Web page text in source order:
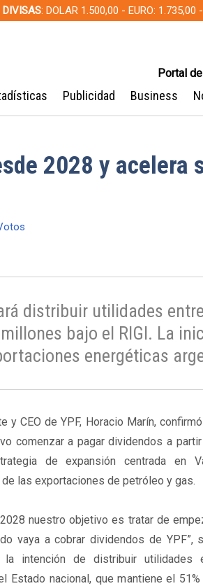
DIVISAS: DOLAR 1.500,00 - EURO:
Portal
Publicidad Business
2028 y acelera
distribuir utilidades
bajo el RIGI. La
energéticas
y CEO de YPF, Horacio Marín,
comenzar a pagar dividendos a
de expansión centrada en
las exportaciones de petróleo y gas.
nuestro objetivo es tratar de
vaya a cobrar dividendos de YPF”,
intención de distribuir utilidades
Estado nacional, que mantiene el